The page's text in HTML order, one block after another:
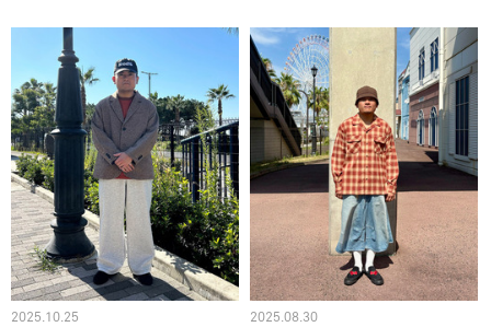
2025.10.25 2025.08.30